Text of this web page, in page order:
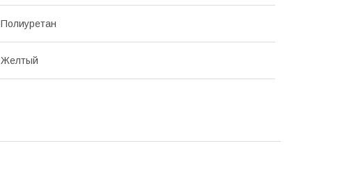
Полиуретан
Желтый